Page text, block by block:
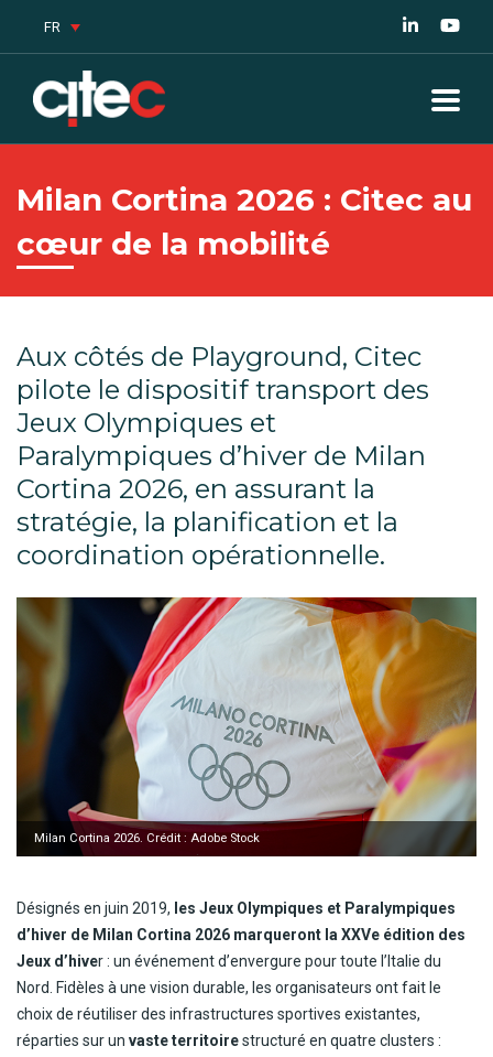
FR
Milan Cortina 2026 : Citec au
cœur de la mobilité
Aux côtés de Playground, Citec
pilote le dispositif transport des
Jeux Olympiques et
Paralympiques d’hiver de Milan
Cortina 2026, en assurant la
stratégie, la planification et la
coordination opérationnelle.
Milan Cortina 2026. Crédit : Adobe Stock
Désignés en juin 2019, les Jeux Olympiques et Paralympiques
d’hiver de Milan Cortina 2026 marqueront la XXVe édition des
Jeux d’hiver : un événement d’envergure pour toute l’Italie du
Nord. Fidèles à une vision durable, les organisateurs ont fait le
choix de réutiliser des infrastructures sportives existantes,
réparties sur un vaste territoirestructuré en quatre clusters :